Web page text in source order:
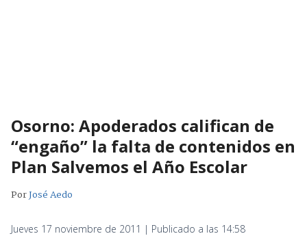
Osorno: Apoderados califican de
“engaño” la falta de contenidos en
Plan Salvemos el Año Escolar
PorJosé Aedo
Jueves 17 noviembre de 2011 | Publicado a las 14:58